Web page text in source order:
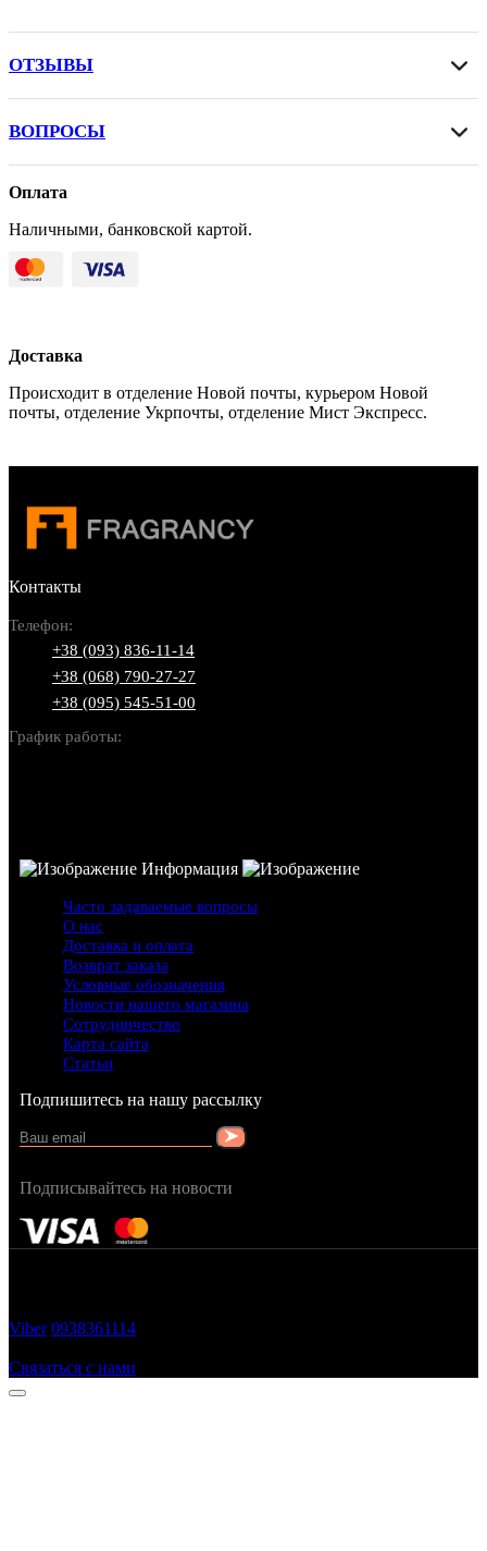
ОТЗЫВЫ
ВОПРОСЫ
Оплата
Наличными, банковской картой.
Доставка
Происходит в отделение Новой почты, курьером Новой
почты, отделение Укрпочты, отделение Мист Экспресс.
Контакты
Телефон:
+38 (093) 836-11-14
+38 (068) 790-27-27
+38 (095) 545-51-00
График работы:
Информация
Часто задаваемые вопросы
О нас
Доставка и оплата
Возврат заказа
Условные обозначения
Новости нашего магазина
Сотрудничество
Карта сайта
Статьи
Подпишитесь на нашу рассылку
Подписывайтесь на новости
Viber 0938361114
Связаться с нами